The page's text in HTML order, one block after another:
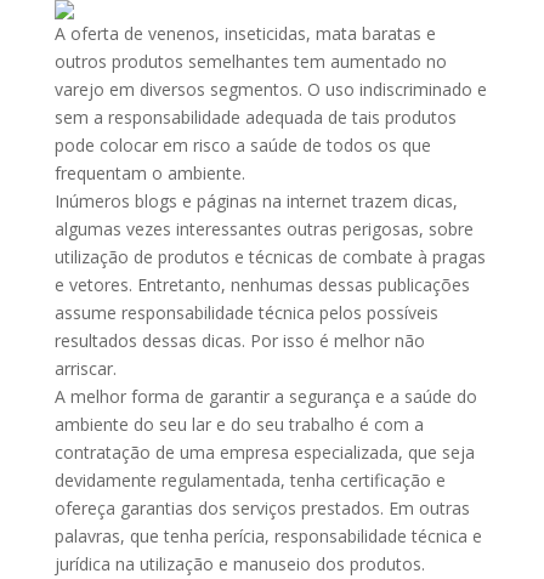
A oferta de venenos, inseticidas, mata baratas e
outros produtos semelhantes tem aumentado no
varejo em diversos segmentos. O uso indiscriminado e
sem a responsabilidade adequada de tais produtos
pode colocar em risco a saúde de todos os que
frequentam o ambiente.
Inúmeros blogs e páginas na internet trazem dicas,
algumas vezes interessantes outras perigosas, sobre
utilização de produtos e técnicas de combate à pragas
e vetores. Entretanto, nenhumas dessas publicações
assume responsabilidade técnica pelos possíveis
resultados dessas dicas. Por isso é melhor não
arriscar.
A melhor forma de garantir a segurança e a saúde do
ambiente do seu lar e do seu trabalho é com a
contratação de uma empresa especializada, que seja
devidamente regulamentada, tenha certificação e
ofereça garantias dos serviços prestados. Em outras
palavras, que tenha perícia, responsabilidade técnica e
jurídica na utilização e manuseio dos produtos.